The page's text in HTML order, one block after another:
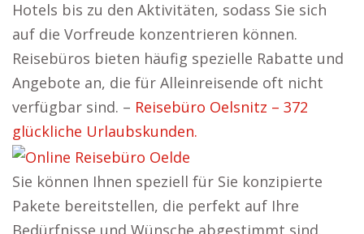
Hotels bis zu den Aktivitäten, sodass Sie sich
auf die Vorfreude konzentrieren können.
Reisebüros bieten häufig spezielle Rabatte und
Angebote an, die für Alleinreisende oft nicht
verfügbar sind. – Reisebüro Oelsnitz – 372
glückliche Urlaubskunden.
Sie können Ihnen speziell für Sie konzipierte
Pakete bereitstellen, die perfekt auf Ihre